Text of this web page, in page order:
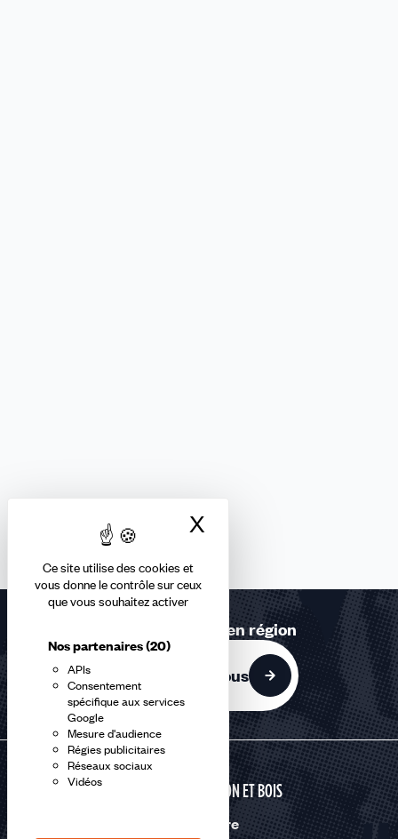
Ce site utilise des cookies et
vous donne le contrôle sur ceux
que vous souhaitez activer
Nos partenaires(20)
APIs
Consentement
spécifique aux services
Google
Mesure d'audience
Régies publicitaires
Réseaux sociaux
Vidéos
X
Retrouvez-nous en région
Contactez-nous
CONSTRUCTION ET BOIS
Nous suivre